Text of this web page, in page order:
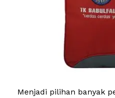
Menjadi pilihan banyak